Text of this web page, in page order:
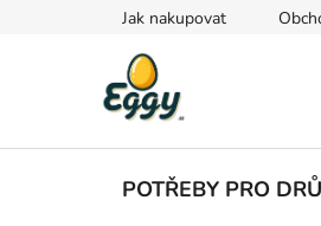
Jak nakupovat
POTŘEBY PRO